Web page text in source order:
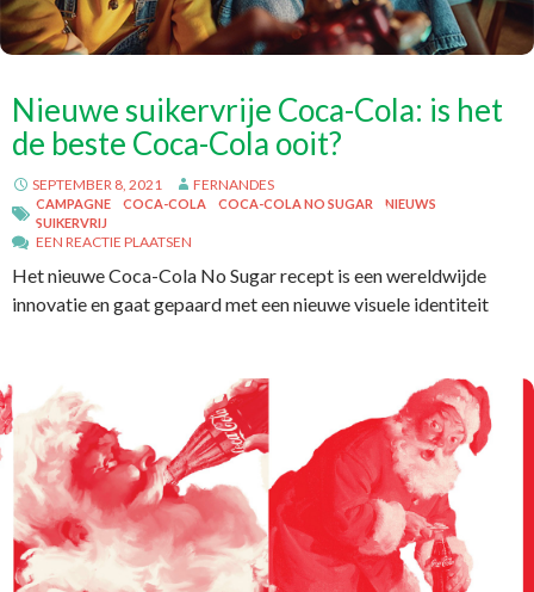
Nieuwe suikervrije Coca-Cola: is het
de beste Coca-Cola ooit?
SEPTEMBER 8, 2021 FERNANDES
CAMPAGNE COCA-COLA COCA-COLA NO SUGAR
NIEUWS
SUIKERVRIJ
EEN REACTIE PLAATSEN
Het nieuwe Coca-Cola No Sugar recept is een wereldwijde
innovatie en gaat gepaard met een nieuwe visuele identiteit